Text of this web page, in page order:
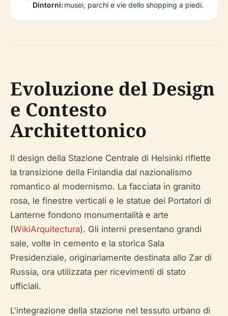
Dintorni:musei, parchi e vie dello shopping a piedi.
Evoluzione del Design
e Contesto
Architettonico
Il design della Stazione Centrale di Helsinki riflette
la transizione della Finlandia dal nazionalismo
romantico al modernismo. La facciata in granito
rosa, le finestre verticali e le statue dei Portatori di
Lanterne fondono monumentalità e arte
(WikiArquitectura). Gli interni presentano grandi
sale, volte in cemento e la storica Sala
Presidenziale, originariamente destinata allo Zar di
Russia, ora utilizzata per ricevimenti di stato
ufficiali.
L'integrazione della stazione nel tessuto urbano di